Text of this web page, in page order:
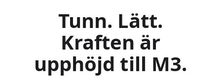
Tunn. Lätt.
Kraften är
upphöjd till M3.